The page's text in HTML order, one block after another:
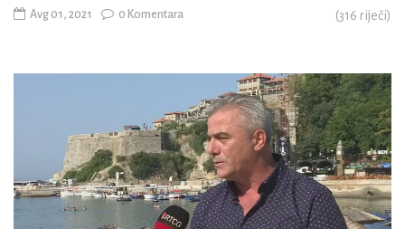
Avg 01, 2021 0 Komentara (316 riječi)